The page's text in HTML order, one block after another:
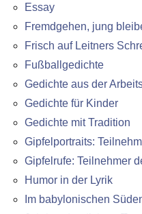
Essay
Fremdgehen, jung
Frisch auf Leitners
Fußballgedichte
Gedichte aus der
Gedichte für Kinder
Gedichte mit Tradition
Gipfelportraits:
Gipfelrufe: Teilnehmer
Humor in der Lyrik
Im babylonischen